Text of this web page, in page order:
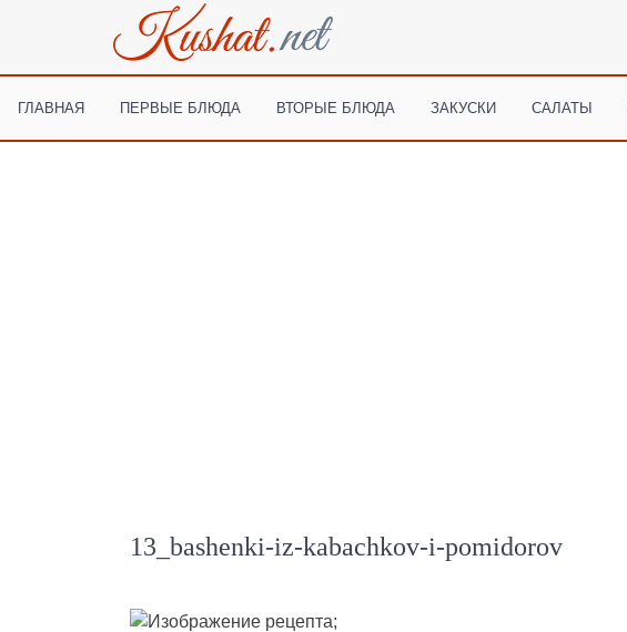
ГЛАВНАЯ ПЕРВЫЕ БЛЮДА ВТОРЫЕ БЛЮДА ЗАКУСКИ САЛАТЫ
13_bashenki-iz-kabachkov-i-pomidorov
;